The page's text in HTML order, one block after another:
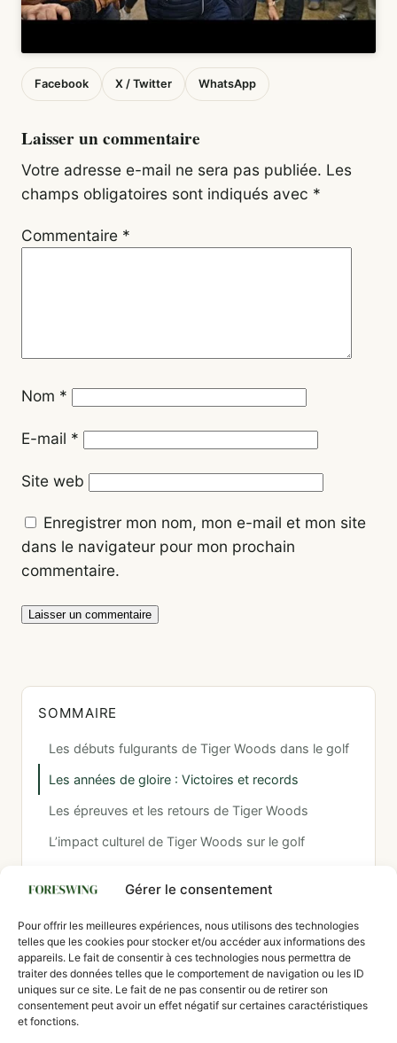
Gérer le consentement
Pour offrir les meilleures expériences, nous utilisons des technologies
telles que les cookies pour stocker et/ou accéder aux informations des
appareils. Le fait de consentir à ces technologies nous permettra de
traiter des données telles que le comportement de navigation ou les ID
uniques sur ce site. Le fait de ne pas consentir ou de retirer son
consentement peut avoir un effet négatif sur certaines caractéristiques
et fonctions.
Facebook X / Twitter WhatsApp
Laisser un commentaire
Votre adresse e-mail ne sera pas publiée. Les
champs obligatoires sont indiqués avec *
Commentaire *
Nom *
E-mail *
Site web
Enregistrer mon nom, mon e-mail et mon site
dans le navigateur pour mon prochain
commentaire.
SOMMAIRE
Les débuts fulgurants de Tiger Woods dans le golf
Les années de gloire : Victoires et records
Les épreuves et les retours de Tiger Woods
L’impact culturel de Tiger Woods sur le golf
Budget golf débutant : combien coûte vraiment
le matériel, les cours et la pratique pour
commencer le golf
L'Eagle au golf : Une performance ambitieuse à